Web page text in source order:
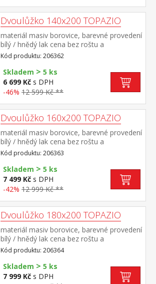
Dvoulůžko 140x200 TOPAZIO
materiál masiv borovice, barevné provedení
bílý / hnědý lak cena bez roštu a
matrace doporučený rozměr matrace 140 ×
200 cm a rošt R3 vhodný doplněk úložný
prostor 8009B
Kód produktu: 206362
Skladem > 5 ks
6 699 Kč s DPH
-46% 12 599 Kč **
Dvoulůžko 160x200 TOPAZIO
materiál masiv borovice, barevné provedení
bílý / hnědý lak cena bez roštu a
matrace doporučený rozměr matrace 160 ×
200 cm nebo 2 kusy 80 × 200 cm a rošt
R2 vhodný doplněk úložný prostor 8009B
Kód produktu: 206363
Skladem > 5 ks
7 499 Kč s DPH
-42% 12 999 Kč **
Dvoulůžko 180x200 TOPAZIO
materiál masiv borovice, barevné provedení
bílý / hnědý lak cena bez roštu a
matrace doporučený rozměr matrace 180 ×
200 cm nebo 2 kusy 90 × 200 cm a rošt R4
nebo 2 kusy R1 vhodný doplněk úložný
prostor 8009B
Kód produktu: 206364
Skladem > 5 ks
7 999 Kč s DPH